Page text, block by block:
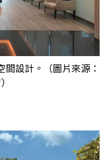
設計。（圖片來源：